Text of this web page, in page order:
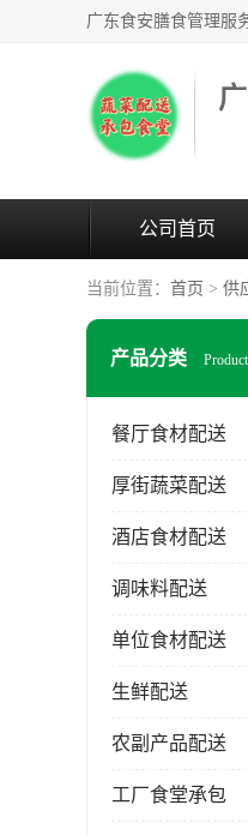
公司首页
当前位置： 首页 > 供
产品分类 Product
餐厅食材配送
厚街蔬菜配送
酒店食材配送
调味料配送
单位食材配送
生鲜配送
农副产品配送
工厂食堂承包